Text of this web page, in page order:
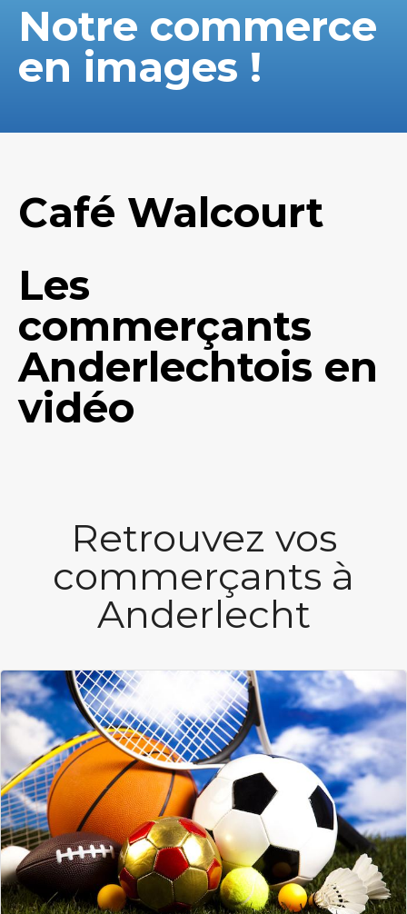
Notre commerce
en images !
Café Walcourt
Les
commerçants
Anderlechtois en
vidéo
Retrouvez vos
commerçants à
Anderlecht